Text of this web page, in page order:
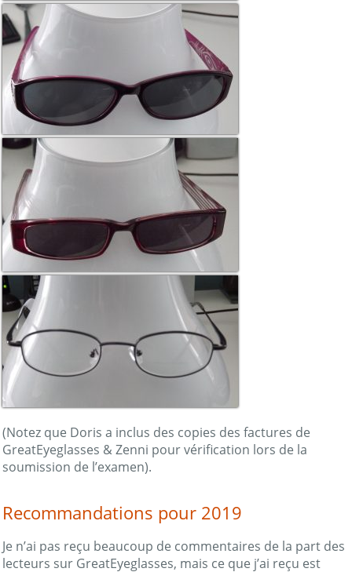
(Notez que Doris a inclus des copies des factures de
GreatEyeglasses & Zenni pour vérification lors de la
soumission de l’examen).
Recommandations pour 2019
Je n’ai pas reçu beaucoup de commentaires de la part des
lecteurs sur GreatEyeglasses, mais ce que j’ai reçu est